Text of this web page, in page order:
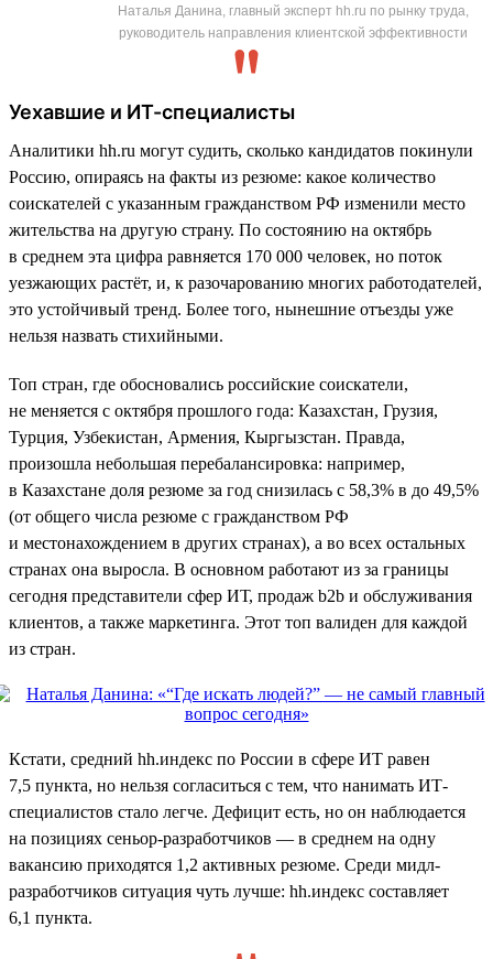
Наталья Данина, главный эксперт hh.ru по рынку труда,
руководитель направления клиентской эффективности
Уехавшие и ИТ-специалисты
Аналитики hh.ru могут судить, сколько кандидатов покинули
Россию, опираясь на факты из резюме: какое количество
соискателей с указанным гражданством РФ изменили место
жительства на другую страну. По состоянию на октябрь
в среднем эта цифра равняется 170 000 человек, но поток
уезжающих растёт, и, к разочарованию многих работодателей,
это устойчивый тренд. Более того, нынешние отъезды уже
нельзя назвать стихийными.
Топ стран, где обосновались российские соискатели,
не меняется с октября прошлого года: Казахстан, Грузия,
Турция, Узбекистан, Армения, Кыргызстан. Правда,
произошла небольшая перебалансировка: например,
в Казахстане доля резюме за год снизилась с 58,3% в до 49,5%
(от общего числа резюме с гражданством РФ
и местонахождением в других странах), а во всех остальных
странах она выросла. В основном работают из за границы
сегодня представители сфер ИТ, продаж b2b и обслуживания
клиентов, а также маркетинга. Этот топ валиден для каждой
из стран.
Кстати, средний hh.индекс по России в сфере ИТ равен
7,5 пункта, но нельзя согласиться с тем, что нанимать ИТ-
специалистов стало легче. Дефицит есть, но он наблюдается
на позициях сеньор-разработчиков — в среднем на одну
вакансию приходятся 1,2 активных резюме. Среди мидл-
разработчиков ситуация чуть лучше: hh.индекс составляет
6,1 пункта.